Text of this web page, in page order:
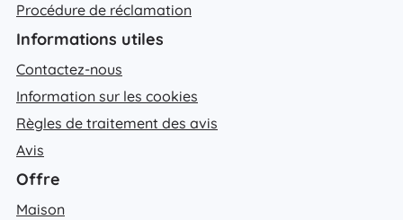
Procédure de réclamation
Informations utiles
Contactez-nous
Information sur les cookies
Règles de traitement des avis
Avis
Offre
Maison